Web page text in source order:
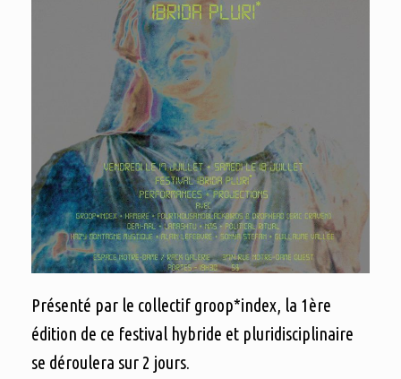
Présenté par le collectif groop*index, la 1ère
édition de ce festival hybride et pluridisciplinaire
se déroulera sur 2 jours.